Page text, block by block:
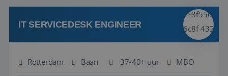
klanten te overtuigen om die droomreis te
boeken! ...
IT SERVICEDESK ENGINEER
Rotterdam Baan 37-40+ uur MBO